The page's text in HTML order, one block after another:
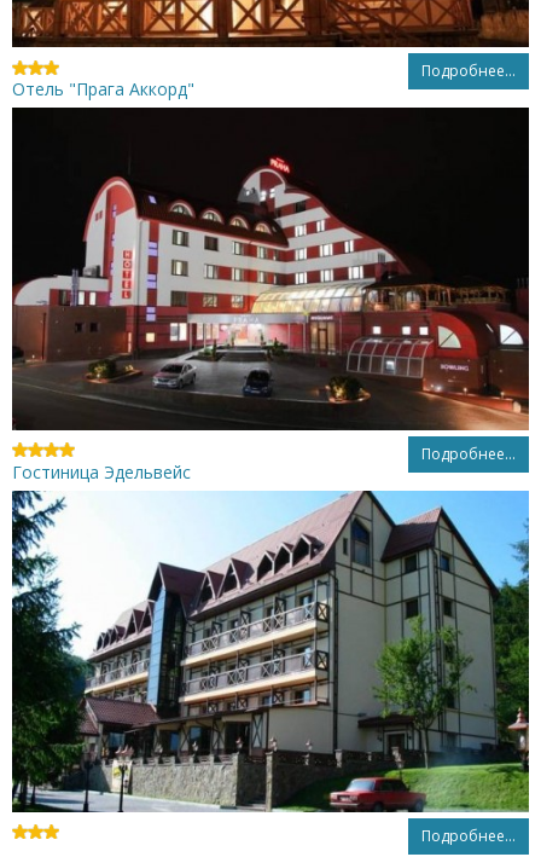
Подробнее...
Отель "Прага Аккорд"
Подробнее...
Гостиница Эдельвейс
Подробнее...